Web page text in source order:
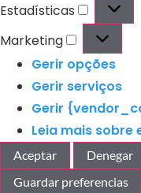
Estadísticas
Marketing
Gerir opções
Gerir serviços
Gerir
Leia mais sobre
Aceptar Denegar
Guardar preferencias